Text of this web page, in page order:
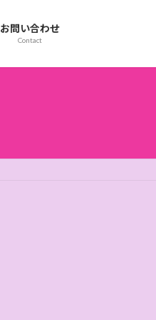
お問い合わせ
Contact